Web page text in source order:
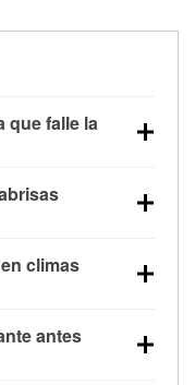
que falle la
hasta la mitad de
0 °F, lo que
sal y la nieve
la visibilidad.
climas
baja la
sobre
antes